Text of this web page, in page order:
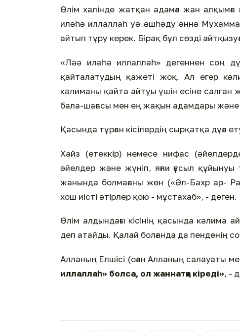
Өлім халінде жатқан адамға жан
иләһә иллаллаһ уә әшһәду әннә
айтып тұру керек. Бірақ бұл сөзді
«Ләә иләһә иллаллаһ» дегеннен соң
қайталатудың қажеті жоқ. Ал егер
кәлиманы қайта айтуы үшін есіне
бала-шағасы мен ең жақын адамдары
Қасында тұрған кісілердің сырқатқа
Хайз (етеккір) немесе нифас (әйелдерде
әйелдер және жүніп, яғни ғұсыл құйынуы
жанында болмағаны жөн («Әл-Бахр ар-
хош иісті әтірлер қою - мұстахаб», - деген.
Өлім алдындағы кісінің қасында кәлима
деп атайды. Қалай болғанда да пенденің
Алланың Елшісі (оған Алланың салауаты
иллаллаһ» болса, ол жаннатқа кіреді», -